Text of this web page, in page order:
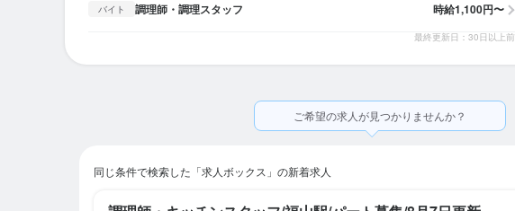
バイト 調理師・調理スタッフ 時給1,100円〜
最終更新日：30日以上前
ご希望の求人が見つかりませんか？
同じ条件で検索した「求人ボックス」の新着求人